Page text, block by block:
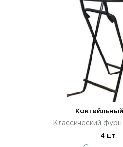
Классический
4 шт.